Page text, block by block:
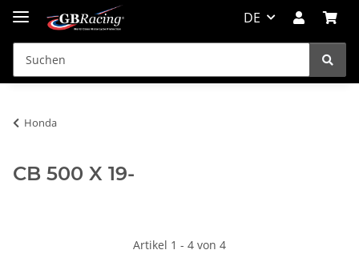
DE
Honda
CB 500 X 19-
Artikel 1 - 4 von 4